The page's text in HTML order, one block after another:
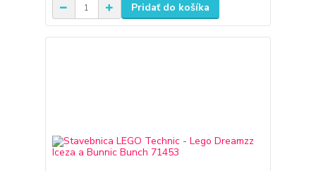
Pridať do košíka